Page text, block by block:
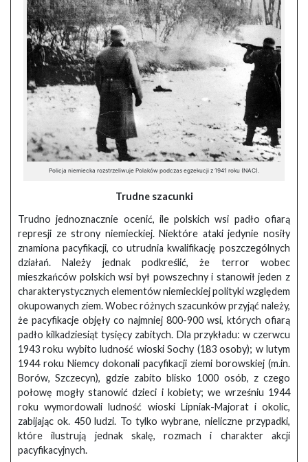
Policja niemiecka rozstrzeliwuje Polaków podczas egzekucji z 1941 roku (NAC).
Trudne szacunki
Trudno jednoznacznie ocenić, ile polskich wsi padło ofiarą
represji ze strony niemieckiej. Niektóre ataki jedynie nosiły
znamiona pacyfikacji, co utrudnia kwalifikację poszczególnych
działań. Należy jednak podkreślić, że terror wobec
mieszkańców polskich wsi był powszechny i stanowił jeden z
charakterystycznych elementów niemieckiej polityki względem
okupowanych ziem. Wobec różnych szacunków przyjąć należy,
że pacyfikacje objęły co najmniej 800-900 wsi, których ofiarą
padło kilkadziesiąt tysięcy zabitych. Dla przykładu: w czerwcu
1943 roku wybito ludność wioski Sochy (183 osoby); w lutym
1944 roku Niemcy dokonali pacyfikacji ziemi borowskiej (m.in.
Borów, Szczecyn), gdzie zabito blisko 1000 osób, z czego
połowę mogły stanowić dzieci i kobiety; we wrześniu 1944
roku wymordowali ludność wioski Lipniak-Majorat i okolic,
zabijając ok. 450 ludzi. To tylko wybrane, nieliczne przypadki,
które ilustrują jednak skalę, rozmach i charakter akcji
pacyfikacyjnych.